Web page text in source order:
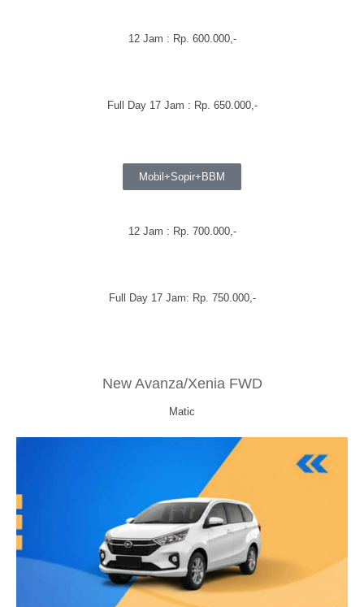
12 Jam : Rp. 600.000,-
Full Day 17 Jam : Rp. 650.000,-
Mobil+Sopir+BBM
12 Jam : Rp. 700.000,-
Full Day 17 Jam: Rp. 750.000,-
New Avanza/Xenia FWD
Matic